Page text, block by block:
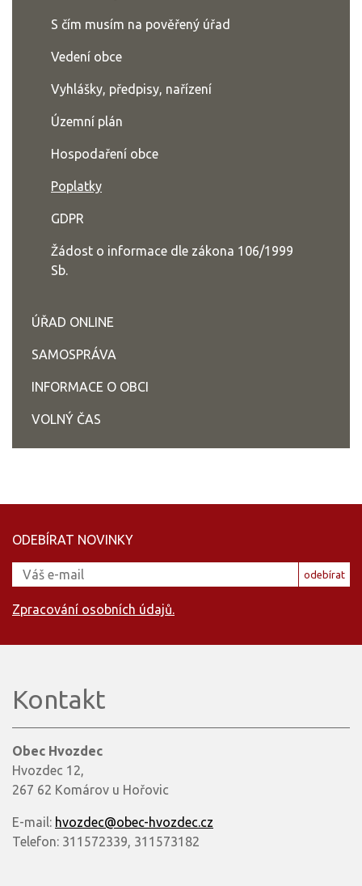
S čím musím na pověřený úřad
Vedení obce
Vyhlášky, předpisy, nařízení
Územní plán
Hospodaření obce
Poplatky
GDPR
Žádost o informace dle zákona 106/1999
Sb.
ÚŘAD ONLINE
SAMOSPRÁVA
INFORMACE O OBCI
VOLNÝ ČAS
ODEBÍRAT NOVINKY
odebírat
Zpracování osobních údajů.
Kontakt
Obec Hvozdec
Hvozdec 12,
267 62 Komárov u Hořovic
E-mail: hvozdec@obec-hvozdec.cz
Telefon: 311572339, 311573182